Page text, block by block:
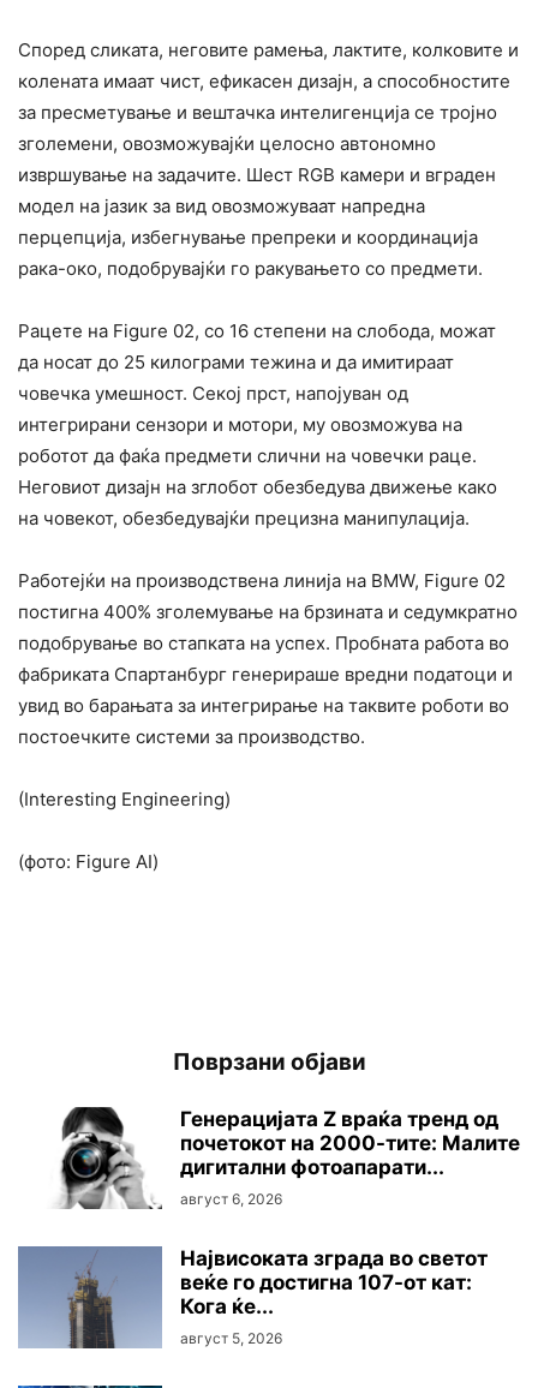
Според сликата, неговите рамења, лактите, колковите и
колената имаат чист, ефикасен дизајн, а способностите
за пресметување и вештачка интелигенција се тројно
зголемени, овозможувајќи целосно автономно
извршување на задачите. Шест RGB камери и вграден
модел на јазик за вид овозможуваат напредна
перцепција, избегнување препреки и координација
рака-око, подобрувајќи го ракувањето со предмети.
Рацете на Figure 02, со 16 степени на слобода, можат
да носат до 25 килограми тежина и да имитираат
човечка умешност. Секој прст, напојуван од
интегрирани сензори и мотори, му овозможува на
роботот да фаќа предмети слични на човечки раце.
Неговиот дизајн на зглобот обезбедува движење како
на човекот, обезбедувајќи прецизна манипулација.
Работејќи на производствена линија на BMW, Figure 02
постигна 400% зголемување на брзината и седумкратно
подобрување во стапката на успех. Пробната работа во
фабриката Спартанбург генерираше вредни податоци и
увид во барањата за интегрирање на таквите роботи во
постоечките системи за производство.
(Interesting Engineering)
(фото: Figure AI)
Поврзани објави
Генерацијата Z враќа тренд од
почетокот на 2000-тите: Малите
дигитални фотоапарати...
август 6, 2026
Највисоката зграда во светот
веќе го достигна 107-от кат:
Кога ќе...
август 5, 2026